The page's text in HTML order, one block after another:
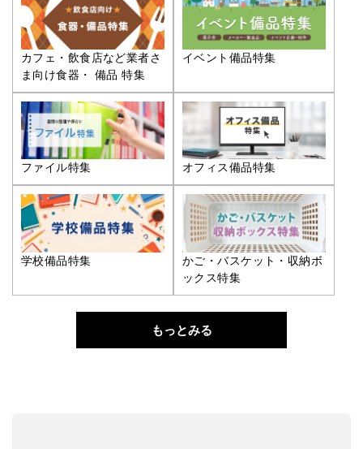
カフェ・飲食店など業者さ
ま向け食器・ 備品 特集
イベント備品特集
ファイル特集 オフィス備品特集
学校備品特集
かご・バスケット・収納ボ
ックス特集
もっとみる